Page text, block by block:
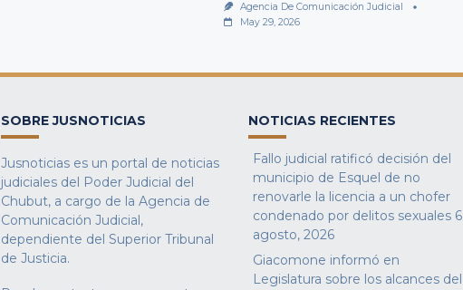
Agencia De Comunicación Judicial
May 29, 2026
SOBRE JUSNOTICIAS
Jusnoticias es un portal de noticias
judiciales del Poder Judicial del
Chubut, a cargo de la Agencia de
Comunicación Judicial,
dependiente del Superior Tribunal
de Justicia.
NOTICIAS RECIENTES
Fallo judicial ratificó decisión del
municipio de Esquel de no
renovarle la licencia a un chofer
condenado por delitos sexuales 6
agosto, 2026
Giacomone informó en
Legislatura sobre los alcances del